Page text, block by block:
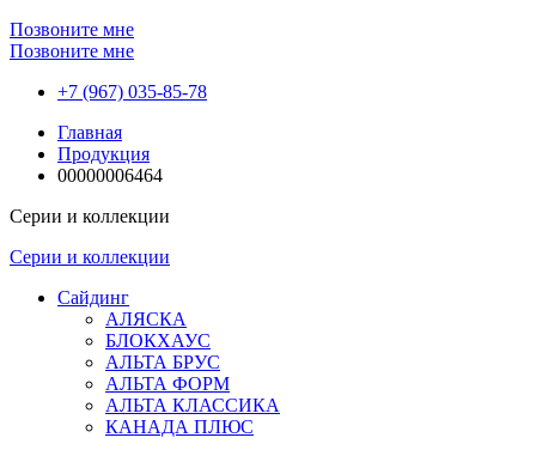
Позвоните мне
Позвоните мне
+7 (967) 035-85-78
Главная
Продукция
00000006464
Серии и коллекции
Серии и коллекции
Сайдинг
АЛЯСКА
БЛОКХАУС
АЛЬТА БРУС
АЛЬТА ФОРМ
АЛЬТА КЛАССИКА
КАНАДА ПЛЮС